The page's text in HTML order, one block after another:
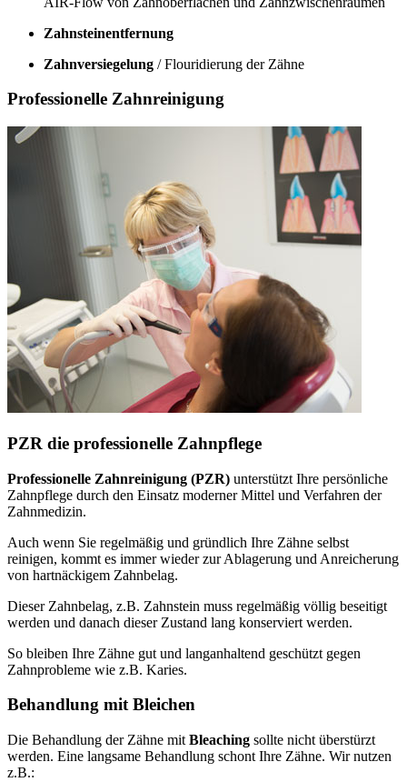
Zahnsteinentfernung
Zahnversiegelung / Flouridierung der Zähne
Professionelle Zahnreinigung
PZR die professionelle Zahnpflege
Professionelle Zahnreinigung (PZR) unterstützt Ihre persönliche
Zahnpflege durch den Einsatz moderner Mittel und Verfahren der
Zahnmedizin.
Auch wenn Sie regelmäßig und gründlich Ihre Zähne selbst
reinigen, kommt es immer wieder zur Ablagerung und Anreicherung
von hartnäckigem Zahnbelag.
Dieser Zahnbelag, z.B. Zahnstein muss regelmäßig völlig beseitigt
werden und danach dieser Zustand lang konserviert werden.
So bleiben Ihre Zähne gut und langanhaltend geschützt gegen
Zahnprobleme wie z.B. Karies.
Behandlung mit Bleichen
Die Behandlung der Zähne mit Bleaching sollte nicht überstürzt
werden. Eine langsame Behandlung schont Ihre Zähne. Wir nutzen
z.B.: